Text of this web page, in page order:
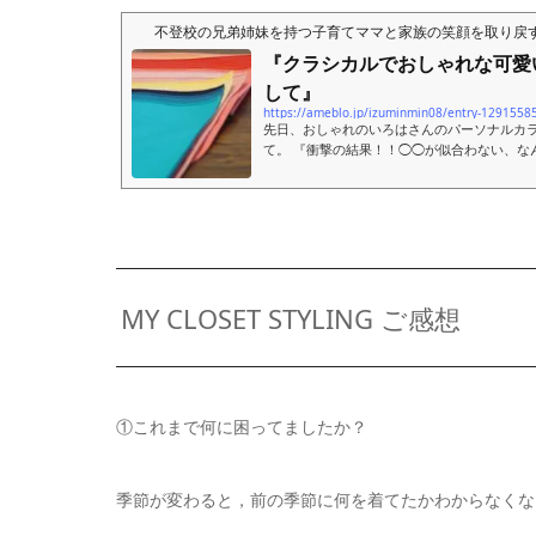
不登校の兄弟姉妹を持つ子育てママと家族の笑顔を取り戻
『クラシカルでおしゃれな可
して』
https://ameblo.jp/izuminmin08/entry-
先日、おしゃれのいろはさんのパーソナルカ
て。 『衝撃の結果！！◯◯が似合わない、な
MY CLOSET STYLING ご感想
①これまで何に困ってましたか？
季節が変わると，前の季節に何を着てたかわからなく